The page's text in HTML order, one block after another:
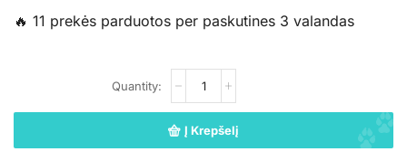
🔥 11 prekės parduotos per paskutines 3 valandas
Į Krepšelį